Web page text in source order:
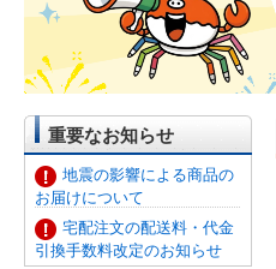
重要なお知らせ
地震の影響による商品の
お届けについて
宅配注文の配送料・代金
引換手数料改定のお知らせ